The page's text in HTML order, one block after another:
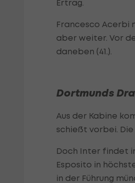
Ertrag.
Francesco Acerbi
aber weiter. Vor
daneben (41.).
Dortmunds
Aus der Kabine
schießt vorbei.
Doch Inter findet
Esposito in
in der Führung